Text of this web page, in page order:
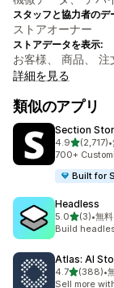
スタッフと協力者のデ
ストアオーナー
ストアデータを表示:
お客様、 商品、 注
詳細を見る
類似のアプリ
Section
4.95つ星中
(2,717)
合計レビュー•
700+
Built for
Headless
5.05つ星中
(3)
合計レビュー
•無料
Build
Atlas: AI
4.75つ星中
(388)
合計レビュー
•
Sell more